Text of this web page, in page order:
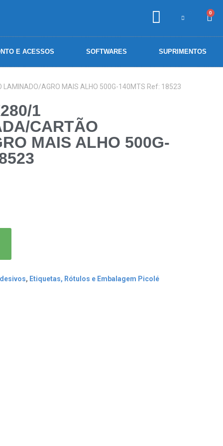
0
E ACESSOS SOFTWARES SUPRIMENTOS
AGRO MAIS ALHO 500G-140MTS Ref: 18523
1
CARTÃO
MAIS ALHO 500G-
, Etiquetas, Rótulos e Embalagem Picolé